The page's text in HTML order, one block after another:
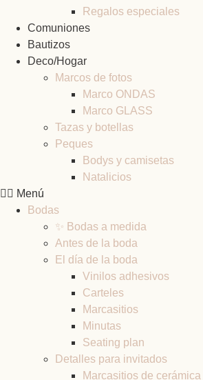
Regalos especiales
Comuniones
Bautizos
Deco/Hogar
Marcos de fotos
Marco ONDAS
Marco GLASS
Tazas y botellas
Peques
Bodys y camisetas
Natalicios
Menú
Bodas
✨ Bodas a medida
Antes de la boda
El día de la boda
Vinilos adhesivos
Carteles
Marcasitios
Minutas
Seating plan
Detalles para invitados
Marcasitios de cerámica